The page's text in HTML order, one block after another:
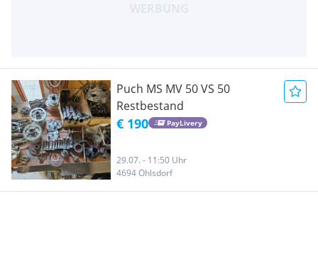
Puch MS MV 50 VS 50
Restbestand
€ 190 PayLivery
29.07. - 11:50 Uhr
4694 Ohlsdorf